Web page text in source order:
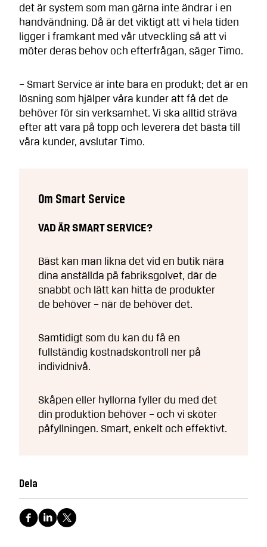
det är system som man gärna inte ändrar i en
handvändning. Då är det viktigt att vi hela tiden
ligger i framkant med vår utveckling så att vi
möter deras behov och efterfrågan, säger Timo.
– Smart Service är inte bara en produkt; det är en
lösning som hjälper våra kunder att få det de
behöver för sin verksamhet. Vi ska alltid sträva
efter att vara på topp och leverera det bästa till
våra kunder, avslutar Timo.
Dela
Om Smart Service
VAD ÄR SMART SERVICE?
Bäst kan man likna det vid en butik nära
dina anställda på fabriksgolvet, där de
snabbt och lätt kan hitta de produkter
de behöver – när de behöver det.
Samtidigt som du kan du få en
fullständig kostnadskontroll ner på
individnivå.
Skåpen eller hyllorna fyller du med det
din produktion behöver – och vi sköter
påfyllningen. Smart, enkelt och effektivt.